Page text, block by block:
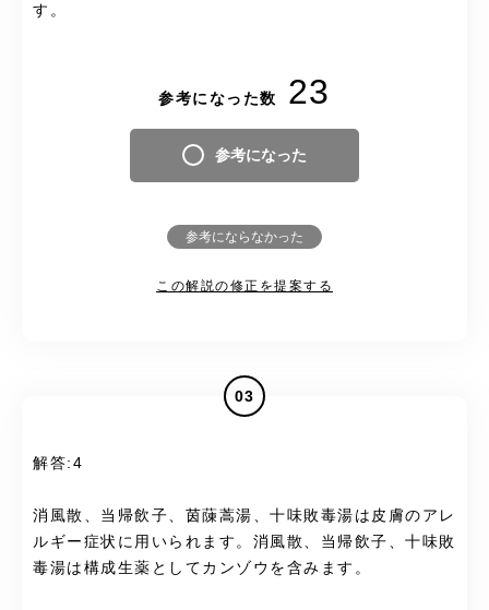
す。
参考になった数 23
参考になった
参考にならなかった
この解説の修正を提案する
03
解答:4
消風散、当帰飲子、茵蔯蒿湯、十味敗毒湯は皮膚のアレ
ルギー症状に用いられます。消風散、当帰飲子、十味敗
毒湯は構成生薬としてカンゾウを含みます。